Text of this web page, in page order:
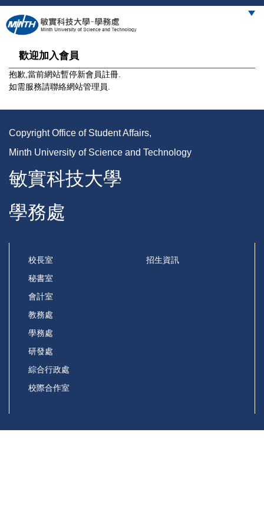
跳
到
主
容
區
歡迎加入會員
抱歉,當前網站暫停新會員註冊.
如需服務請聯絡網站管理員.
Copyright Office of Student Affairs,
Minth University of Science and Technology
敏實科技大學
學務處
校長室
秘書室
會計室
教務處
學務處
研發處
綜合行政處
校際合作室
招生資訊